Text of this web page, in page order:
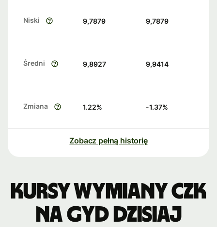
Niski 9,7879 9,7879
Średni 9,8927 9,9414
Zmiana 1.22% -1.37%
Zobacz pełną historię
Kursy wymiany CZK
na GYD dzisiaj